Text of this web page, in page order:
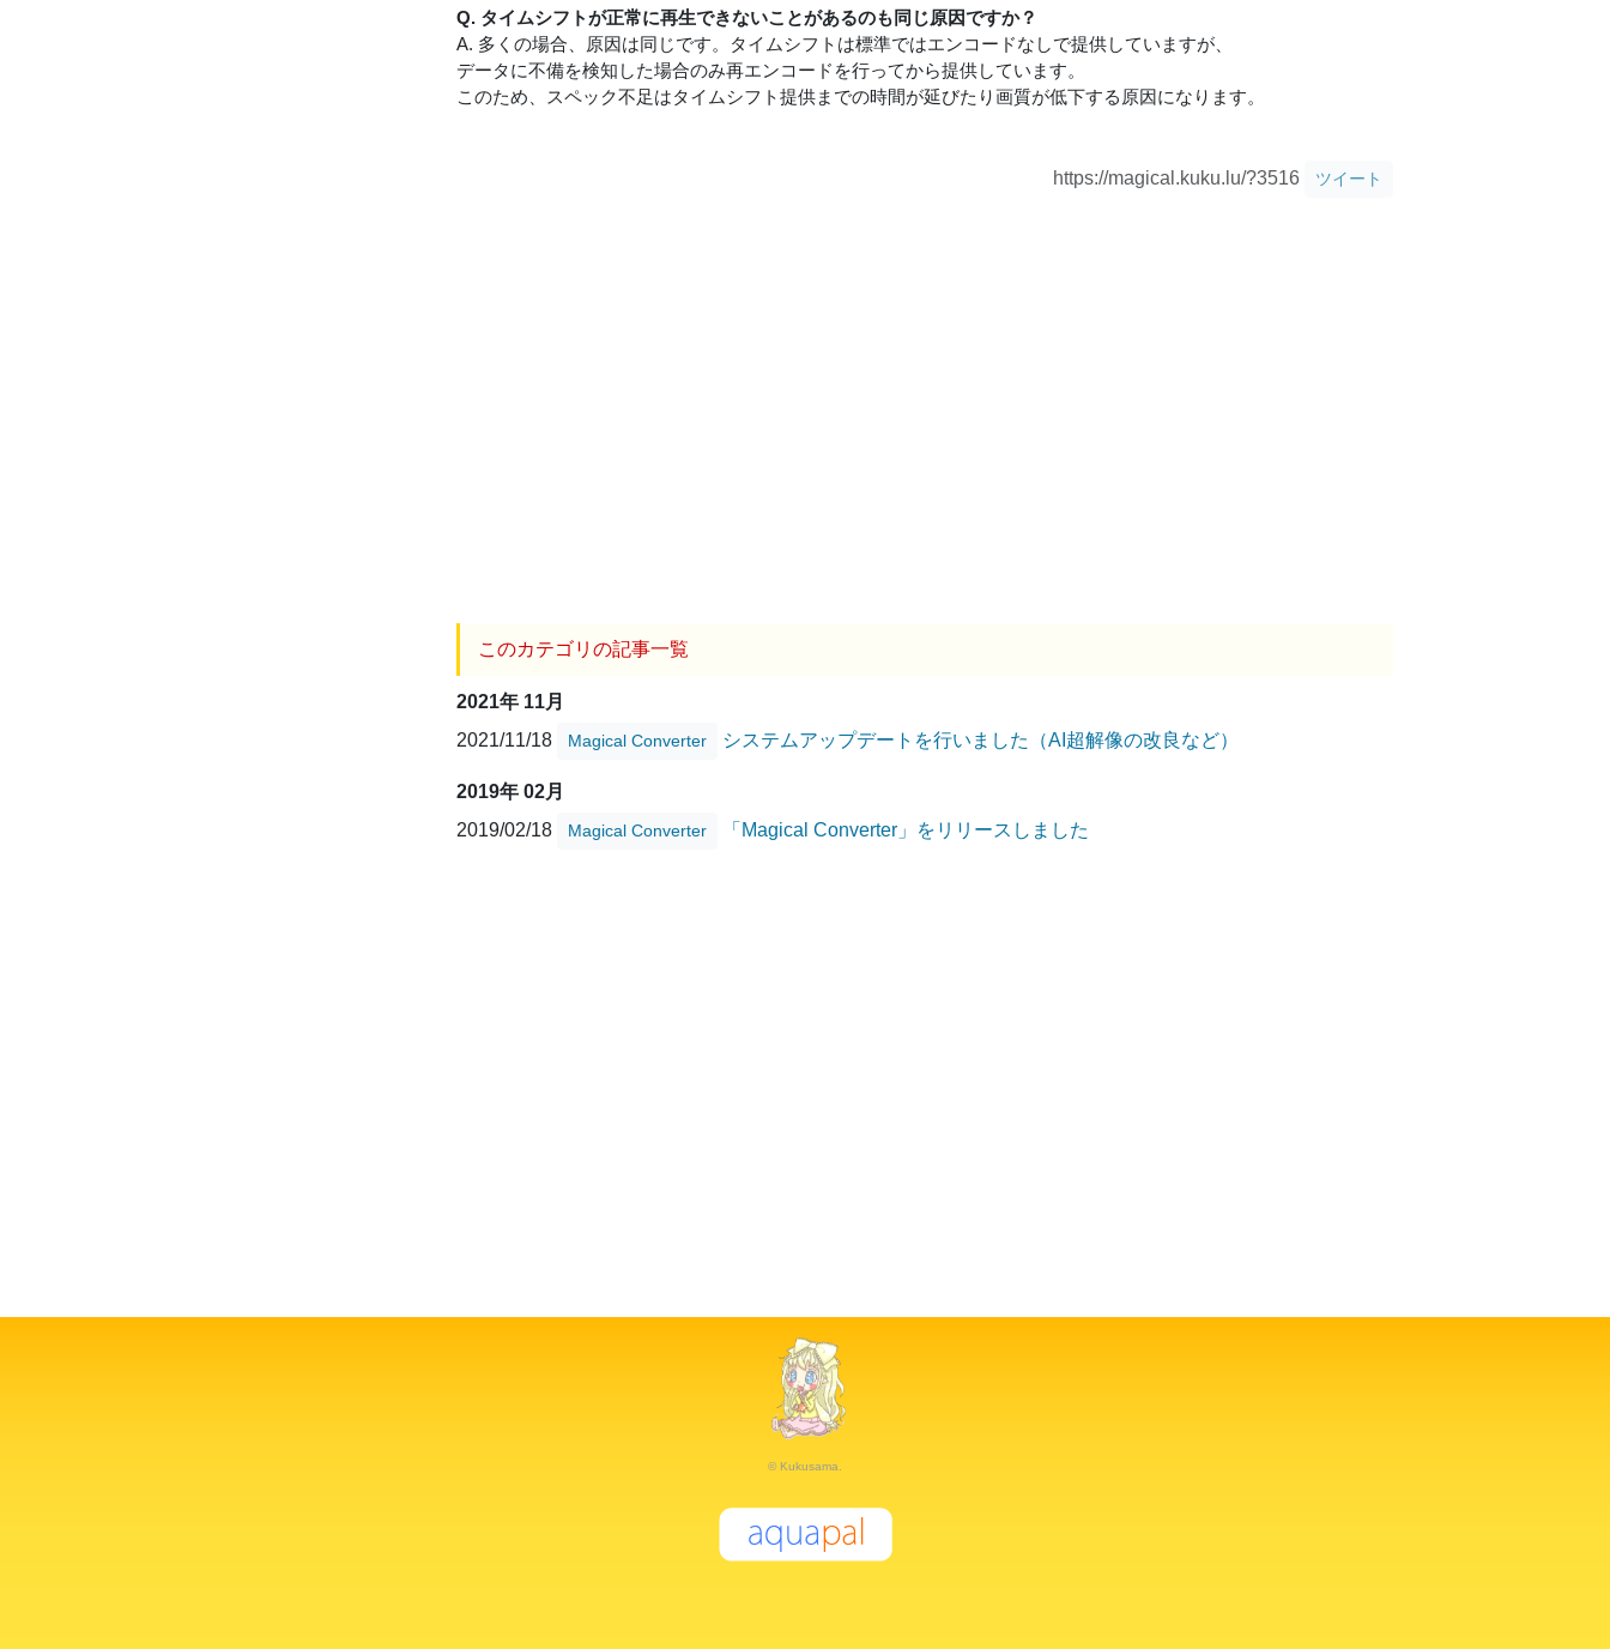
Q. タイムシフトが正常に再生できないことがあるのも同じ原因ですか？
A. 多くの場合、原因は同じです。タイムシフトは標準ではエンコードなしで提供していますが、
データに不備を検知した場合のみ再エンコードを行ってから提供しています。
このため、スペック不足はタイムシフト提供までの時間が延びたり画質が低下する原因になります。
https://magical.kuku.lu/?3516 ツイート
このカテゴリの記事一覧
2021年 11月
2021/11/18
Magical Converter システムアップデートを行いました（AI超解像の改良など）
2019年 02月
2019/02/18
Magical Converter 「Magical Converter」をリリースしました
© Kukusama.